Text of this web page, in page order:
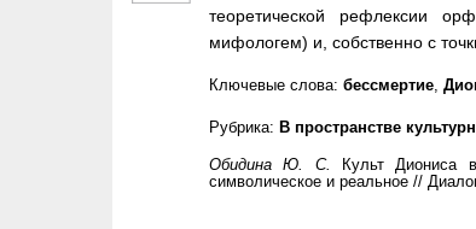
теоретической рефлексии
мифологем) и, собственно с
Ключевые слова: бессмертие,
Рубрика: В пространстве
Обидина Ю. С.
Культ Диониса
символическое и реальное //